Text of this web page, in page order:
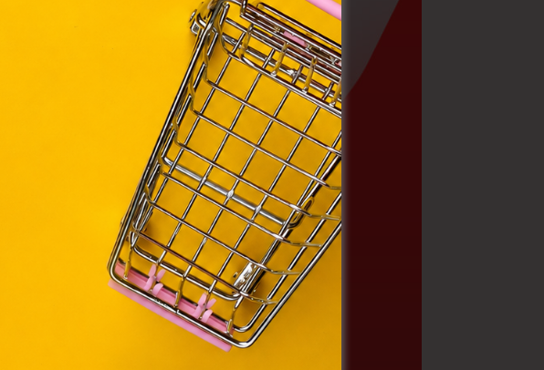
működnek, a „sütik"
vagy egyéb
kell kérniük.